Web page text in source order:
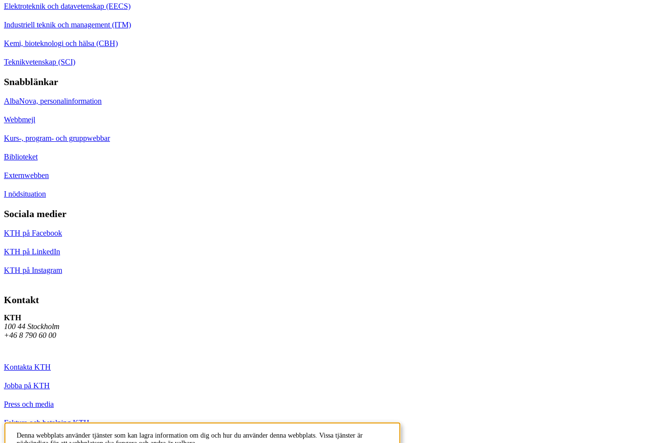
Elektroteknik och datavetenskap (EECS)
Industriell teknik och management (ITM)
Kemi, bioteknologi och hälsa (CBH)
Teknikvetenskap (SCI)
Snabblänkar
AlbaNova, personalinformation
Webbmejl
Kurs-, program- och gruppwebbar
Biblioteket
Externwebben
I nödsituation
Sociala medier
KTH på Facebook
KTH på LinkedIn
KTH på Instagram
Kontakt
KTH
100 44 Stockholm
+46 8 790 60 00
Kontakta KTH
Jobba på KTH
Press och media
Faktura och betalning KTH
Om KTH:s webbplatser
Denna webbplats använder tjänster som kan lagra information om dig och hur du använder denna webbplats. Vissa tjänster är